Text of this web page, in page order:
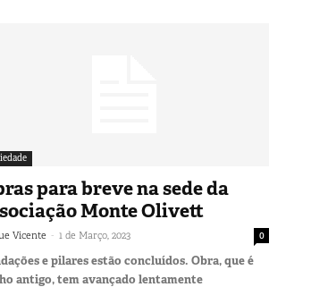
para breve na sede da
Monte Olivett
Vicente - 1 de Março, 2023 0
e pilares estão concluídos. Obra, que é
antigo, tem avançado lentamente